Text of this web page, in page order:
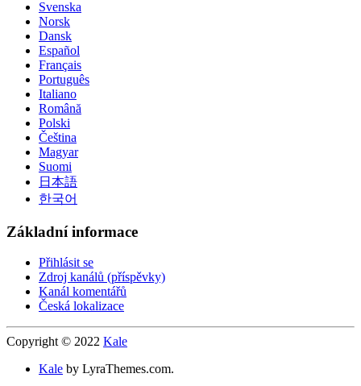
Svenska
Norsk
Dansk
Español
Français
Português
Italiano
Română
Polski
Čeština
Magyar
Suomi
日本語
한국어
Základní informace
Přihlásit se
Zdroj kanálů (příspěvky)
Kanál komentářů
Česká lokalizace
Copyright © 2022 Kale
Kale by LyraThemes.com.